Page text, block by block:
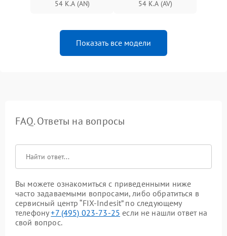
54 K.A (AN)
54 K.A (AV)
Показать все модели
FAQ. Ответы на вопросы
Вы можете ознакомиться с приведенными ниже
часто задаваемыми вопросами, либо обратиться в
сервисный центр “FIX-Indesit” по следующему
телефону+7 (495) 023-73-25 если не нашли ответ на
свой вопрос.